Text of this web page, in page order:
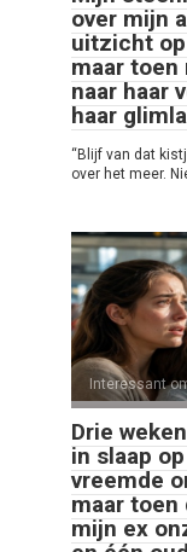
over mijn
uitzicht
maar
naar haar
haar
“Blijf van dat
over het meer.
Interessant
Drie
in slaap
vreemde
maar toen
mijn ex